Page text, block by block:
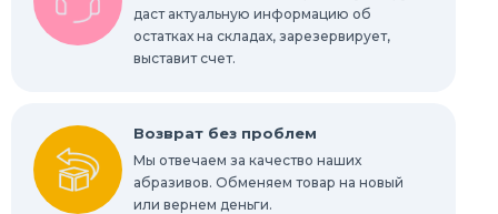
даст актуальную информацию об
остатках на складах, зарезервирует,
выставит счет.
Возврат без проблем
Мы отвечаем за качество наших
абразивов. Обменяем товар на новый
или вернем деньги.